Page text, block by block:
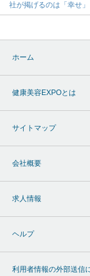
社が掲げるのは「幸せ
ホーム
健康美容EXPOとは
サイトマップ
会社概要
求人情報
ヘルプ
利用者情報の外部送信